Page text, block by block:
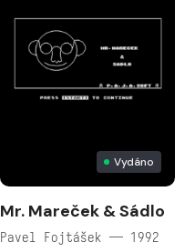
Vydáno
Mr. Mareček & Sádlo
Pavel Fojtášek — 1992